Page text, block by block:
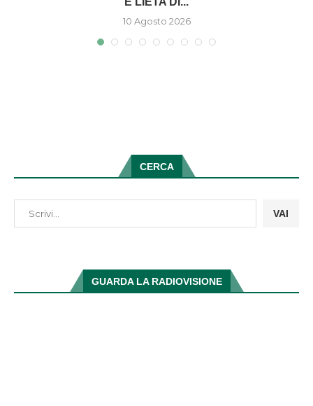
10 Agosto 2026
CERCA
VAI
GUARDA LA RADIOVISIONE